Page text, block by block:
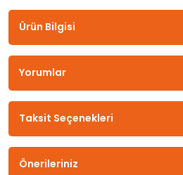
Ürün Bilgisi
Yorumlar
Taksit Seçenekleri
Önerileriniz